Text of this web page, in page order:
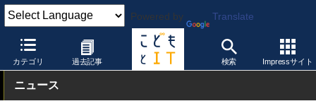
Powered by Translate
カテゴリ 過去記事 検索 Impressサイト
こどもとIT 製品・サービス
ニュース